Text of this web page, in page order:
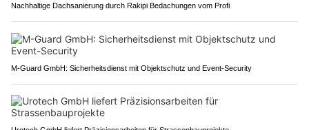
Nachhaltige Dachsanierung durch Rakipi Bedachungen vom Profi
M-Guard GmbH: Sicherheitsdienst mit Objektschutz und Event-Security